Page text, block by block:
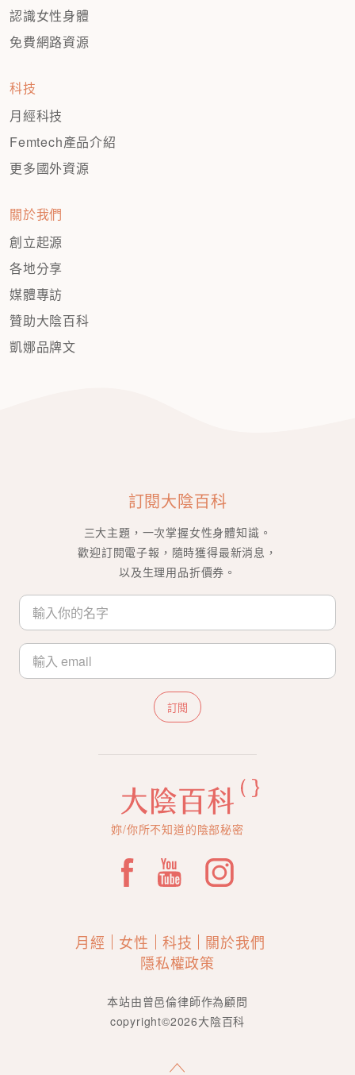
認識女性身體
免費網路資源
科技
月經科技
Femtech產品介紹
更多國外資源
關於我們
創立起源
各地分享
媒體專訪
贊助大陰百科
凱娜品牌文
訂閱大陰百科
三大主題，一次掌握女性身體知識。
歡迎訂閱電子報，隨時獲得最新消息，
以及生理用品折價券。
訂閱
妳/你所不知道的陰部秘密
月經 女性 科技
關於我們
隱私權政策
本站由曾邑倫律師作為顧問
copyright©2026大陰百科